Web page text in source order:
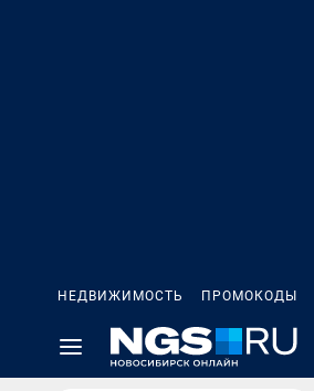
НЕДВИЖИМОСТЬ ПРОМОКОДЫ